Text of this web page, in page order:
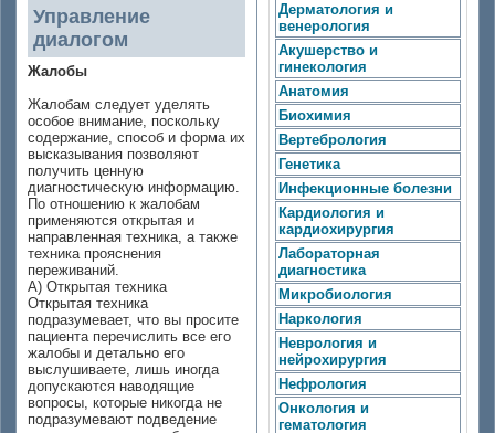
Управление
диалогом
Жалобы
Жалобам следует уделять
особое внимание, поскольку
содержание, способ и форма их
высказывания позволяют
получить ценную
диагностическую информацию.
По отношению к жалобам
применяются открытая и
направленная техника, а также
техника прояснения
переживаний.
А) Открытая техника
Открытая техника
подразумевает, что вы просите
пациента перечислить все его
жалобы и детально его
выслушиваете, лишь иногда
допускаются наводящие
вопросы, которые никогда не
подразумевают подведение
Дерматология и
венерология
Акушерство и
гинекология
Анатомия
Биохимия
Вертебрология
Генетика
Инфекционные болезни
Кардиология и
кардиохирургия
Лабораторная
диагностика
Микробиология
Наркология
Неврология и
нейрохирургия
Нефрология
Онкология и
гематология